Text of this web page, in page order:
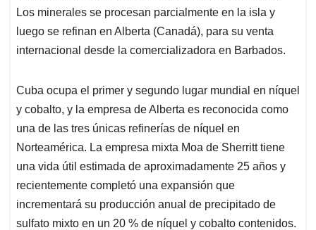
Los minerales se procesan parcialmente en la isla y
luego se refinan en Alberta (Canadá), para su venta
internacional desde la comercializadora en Barbados.
Cuba ocupa el primer y segundo lugar mundial en níquel
y cobalto, y la empresa de Alberta es reconocida como
una de las tres únicas refinerías de níquel en
Norteamérica. La empresa mixta Moa de Sherritt tiene
una vida útil estimada de aproximadamente 25 años y
recientemente completó una expansión que
incrementará su producción anual de precipitado de
sulfato mixto en un 20 % de níquel y cobalto contenidos.